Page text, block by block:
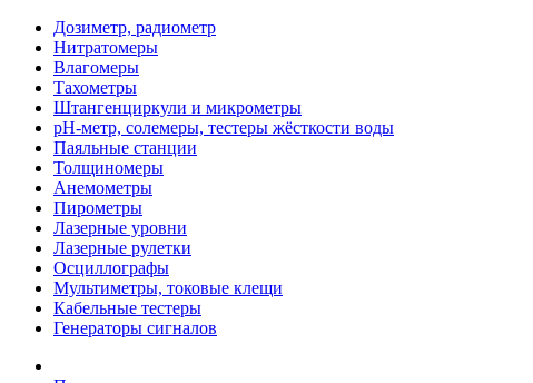
Дозиметр, радиометр
Нитратомеры
Влагомеры
Тахометры
Штангенциркули и микрометры
pH-метр, солемеры, тестеры жёсткости воды
Паяльные станции
Толщиномеры
Анемометры
Пирометры
Лазерные уровни
Лазерные рулетки
Осциллографы
Мультиметры, токовые клещи
Кабельные тестеры
Генераторы сигналов